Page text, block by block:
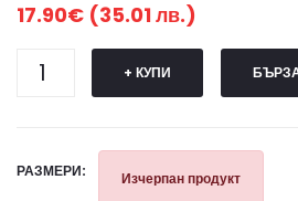
17.90€ (35.01 лв.)
+ КУПИ
РАЗМЕРИ: Изчерпан продукт